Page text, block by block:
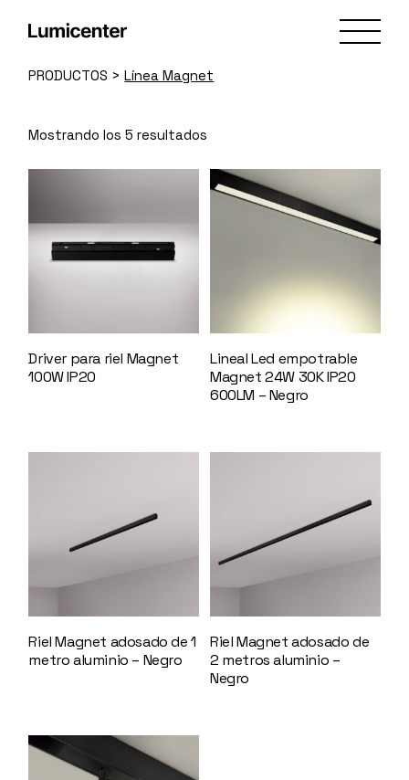
PRODUCTOS >Línea Magnet
Mostrando los 5 resultados
Driver para riel Magnet
100W IP20
Lineal Led empotrable
Magnet 24W 30K IP20
600LM – Negro
Riel Magnet adosado de 1
metro aluminio – Negro
Riel Magnet adosado de
2 metros aluminio –
Negro